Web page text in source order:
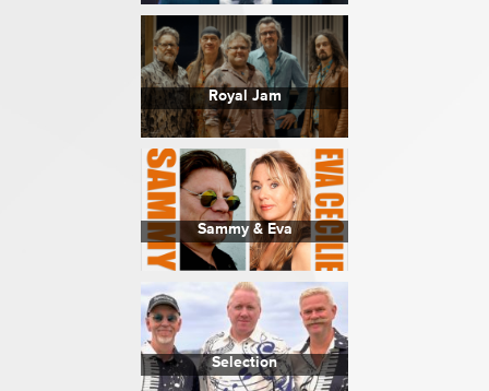
Royal Jam
Sammy & Eva
Selection